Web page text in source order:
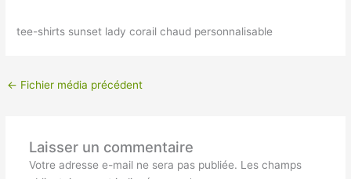
tee-shirts sunset lady corail chaud personnalisable
← Fichier média précédent
Laisser un commentaire
Votre adresse e-mail ne sera pas publiée. Les champs